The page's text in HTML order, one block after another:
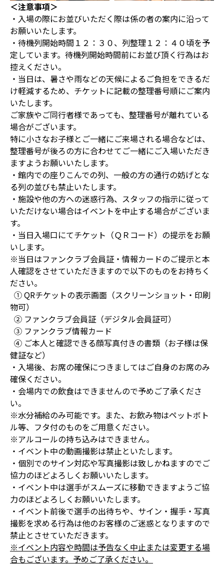
＜注意事項＞
・入場の際にお並びいただく際は係の者の案内に沿って
お願いいたします。
・待機列開始時間１２：３０、列整理１２：４０頃を予
定しています。待機列開始時間前にお並び頂く行為はお
控えください。
・当日は、暑さや雨などの天候によるご負担をできるだ
け軽減するため、チケットに記載の整理番号順にご案内
いたします。
ご家族やご同行者様であっても、整理番号が離れている
場合がございます。
特に小さなお子様とご一緒にご来場される場合などは、
整理番号が後ろの方に合わせてご一緒にご入場いただき
ますようお願いいたします。
・館内での座りこんでの列、一般の方の通行の妨げとな
る列の並びも禁止いたします。
・施設や他の方への迷惑行為、スタッフの指示に従って
いただけない場合はイベントを中止する場合がございま
す。
・当日入場口にてチケット（ＱＲコード）の提示をお願
いします。
※当日はファンクラブ会員証・情報カードのご提示と本
人確認をさせていただきますので以下のものをお持ちく
ださい。
① QRチケットの表示画面（スクリーンショット・印刷
物可）
➁ ファンクラブ会員証（デジタル会員証可）
③ ファンクラブ情報カード
④ ご本人と確認できる顔写真付きの書類（お子様は保
健証など）
・入場後、お席の確保につきましてはご自身のお席のみ
確保ください。
・会場内での飲食はできませんので予めご了承くださ
い。
※水分補給のみ可能です。また、お飲み物はペットボト
ル等、フタ付のものをご用意ください。
※アルコールの持ち込みはできません。
・イベント中の動画撮影は禁止といたします。
・個別でのサイン対応や写真撮影は致しかねますのでご
協力のほどよろしくお願いいたします。
・イベント中は選手がスムーズに移動できますようご協
力のほどよろしくお願いいたします。
・イベント前後で選手の出待ちや、サイン・握手・写真
撮影を求める行為は他のお客様のご迷惑となりますので
禁止とさせていただきます。
※イベント内容や時間は予告なく中止または変更する場
合もございます。予めご了承ください。